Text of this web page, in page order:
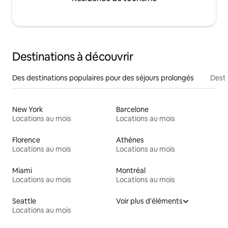
Destinations à découvrir
Des destinations populaires pour des séjours prolongés
New York
Locations au mois
Barcelone
Locations au mois
Florence
Locations au mois
Athènes
Locations au mois
Miami
Locations au mois
Montréal
Locations au mois
Seattle
Locations au mois
Voir plus d'éléments